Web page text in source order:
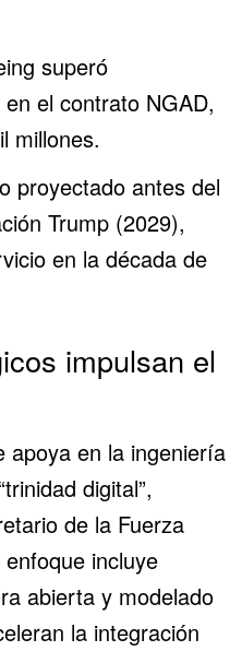
superó
en el contrato NGAD,
millones.
proyectado antes del
Trump (2029),
en la década de
impulsan el
apoya en la ingeniería
digital”,
de la Fuerza
incluye
abierta y modelado
la integración